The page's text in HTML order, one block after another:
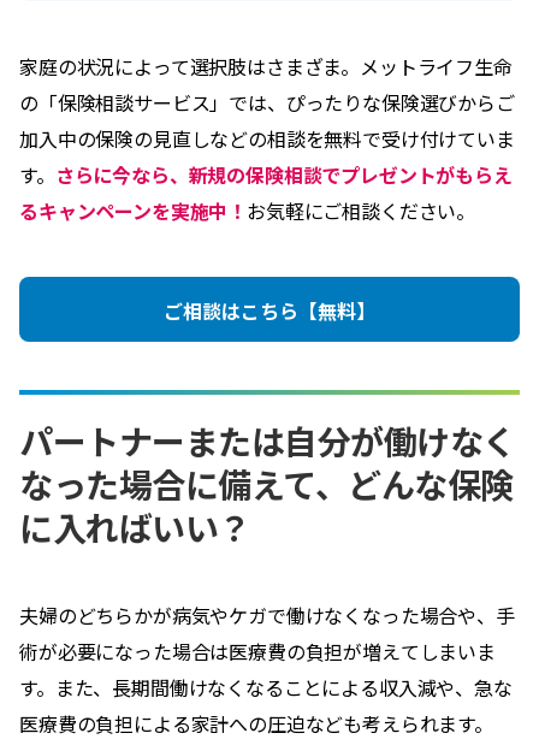
家庭の状況によって選択肢はさまざま。メットライフ生命
の「保険相談サービス」では、ぴったりな保険選びからご
加入中の保険の見直しなどの相談を無料で受け付けていま
す。 さらに今なら、新規の保険相談でプレゼントがもらえ
るキャンペーンを実施中！ お気軽にご相談ください。
ご相談はこちら【無料】
パートナーまたは自分が働けなく
なった場合に備えて、どんな保険
に入ればいい？
夫婦のどちらかが病気やケガで働けなくなった場合や、手
術が必要になった場合は医療費の負担が増えてしまいま
す。また、長期間働けなくなることによる収入減や、急な
医療費の負担による家計への圧迫なども考えられます。